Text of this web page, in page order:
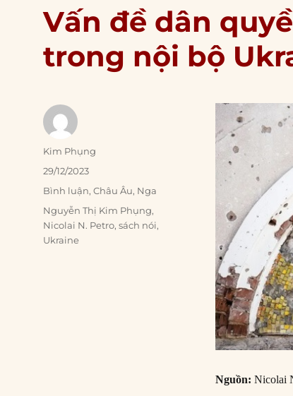
Vấn đề dân
trong nội bộ
Nguồn: Nicolai
Author
Kim Phụng
Posted
on
29/12/2023
Categories
Bình luận,Châu Âu, Nga
Tags
Nguyễn Thị Kim Phụng,
Nicolai N. Petro,sách nói,
Ukraine